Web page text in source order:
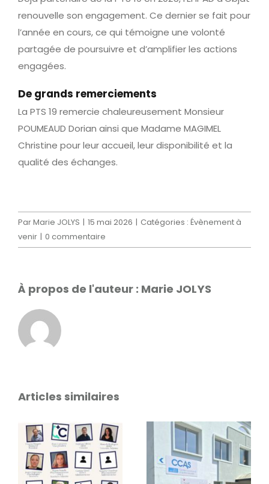
renouvelle son engagement. Ce dernier se fait pour
l’année en cours, ce qui témoigne une volonté
partagée de poursuivre et d’amplifier les actions
engagées.
De grands remerciements
La PTS 19 remercie chaleureusement Monsieur
POUMEAUD Dorian ainsi que Madame MAGIMEL
Christine pour leur accueil, leur disponibilité et la
qualité des échanges.
ParMarie JOLYS | 15 mai 2026 | Catégories : Évènement à
venir | 0 commentaire
À propos de l'auteur : Marie JOLYS
Articles similaires